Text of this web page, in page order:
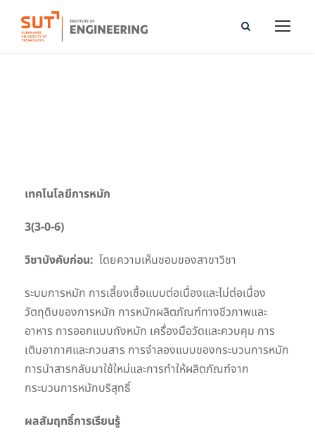
เทคโนโลยีการหมัก
3(3-0-6)
วิชาบังคับก่อน: โดยความเห็นชอบของสาขาวิชา
ระบบการหมัก การเลี้ยงเชื้อแบบต่อเนื่องและไม่ต่อเนื่อง
วัตถุดิบของการหมัก การหมักผลิตภัณฑ์ทางชีวภาพและ
อาหาร การออกแบบถังหมัก เครื่องมือวัดและควบคุม การ
เติมอากาศและกวนสาร การจำลองแบบของกระบวนการหมัก
การนำสารกลับมาใช้ใหม่และการทำให้ผลิตภัณฑ์จาก
กระบวนการหมักบริสุทธิ์
ผลสัมฤทธิ์การเรียนรู้